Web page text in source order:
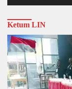
Ketum LIN
Video
Player